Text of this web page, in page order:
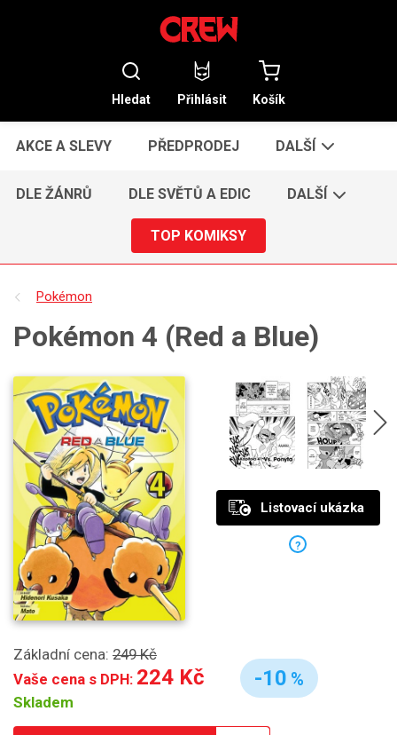
Hledat Přihlásit Košík
AKCE A SLEVY PŘEDPRODEJ DALŠÍ
DLE ŽÁNRŮ DLE SVĚTŮ A EDIC DALŠÍ
TOP KOMIKSY
Pokémon
Pokémon 4 (Red a Blue)
Základní cena: 249 Kč
Vaše cena s DPH: 224 Kč
Skladem
-10 %
Listovací ukázka
?